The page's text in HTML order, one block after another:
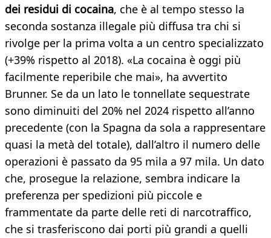
dei residui di cocaina, che è al tempo stesso la
seconda sostanza illegale più diffusa tra chi si
rivolge per la prima volta a un centro specializzato
(+39% rispetto al 2018). «La cocaina è oggi più
facilmente reperibile che mai», ha avvertito
Brunner. Se da un lato le tonnellate sequestrate
sono diminuiti del 20% nel 2024 rispetto all’anno
precedente (con la Spagna da sola a rappresentare
quasi la metà del totale), dall’altro il numero delle
operazioni è passato da 95 mila a 97 mila. Un dato
che, prosegue la relazione, sembra indicare la
preferenza per spedizioni più piccole e
frammentate da parte delle reti di narcotraffico,
che si trasferiscono dai porti più grandi a quelli